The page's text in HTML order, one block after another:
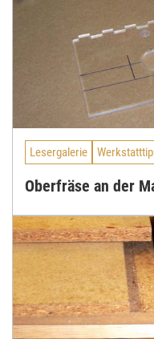
Lesergalerie
Oberfräse an der